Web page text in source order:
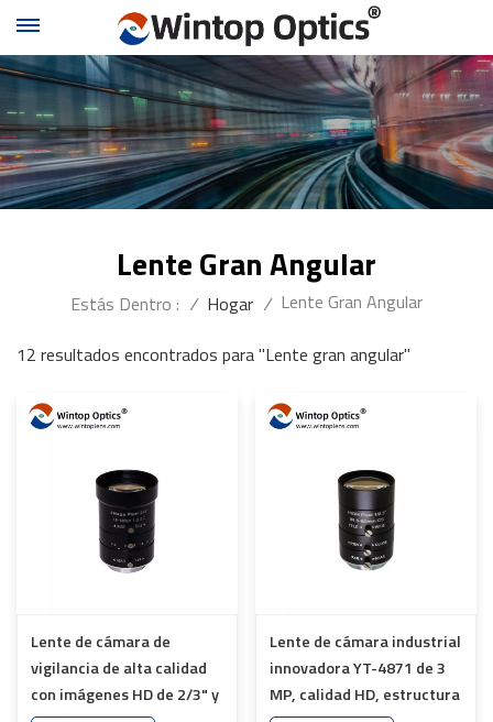
Lente Gran Angular
Estás Dentro : / Hogar / Lente Gran Angular
12 resultados encontrados para "Lente gran angular"
Lente de cámara de
vigilancia de alta calidad
con imágenes HD de 2/3" y
Lente de cámara industrial
innovadora YT-4871 de 3
MP, calidad HD, estructura